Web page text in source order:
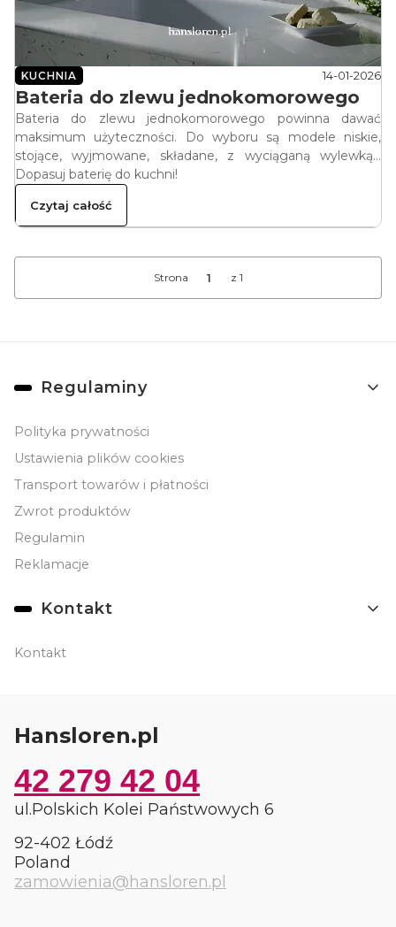
KUCHNIA 14-01-2026
Bateria do zlewu jednokomorowego
Bateria do zlewu jednokomorowego powinna dawać
maksimum użyteczności. Do wyboru są modele niskie,
stojące, wyjmowane, składane, z wyciąganą wylewką...
Dopasuj baterię do kuchni!
Czytaj całość
Strona z 1
Linki w stopce
Regulaminy
Polityka prywatności
Ustawienia plików cookies
Transport towarów i płatności
Zwrot produktów
Regulamin
Reklamacje
Kontakt
Kontakt
Hansloren.pl
42 279 42 04
ul.Polskich Kolei Państwowych 6
92-402 Łódź
Poland
zamowienia@hansloren.pl